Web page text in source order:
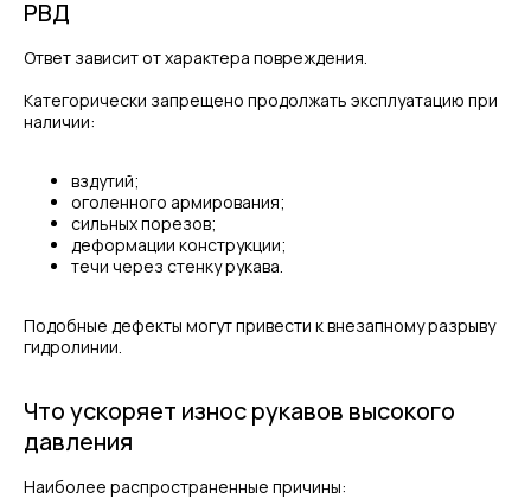
РВД
Ответ зависит от характера повреждения.
Категорически запрещено продолжать эксплуатацию при
наличии:
вздутий;
оголенного армирования;
сильных порезов;
деформации конструкции;
течи через стенку рукава.
Подобные дефекты могут привести к внезапному разрыву
гидролинии.
Что ускоряет износ рукавов высокого
давления
Наиболее распространенные причины: